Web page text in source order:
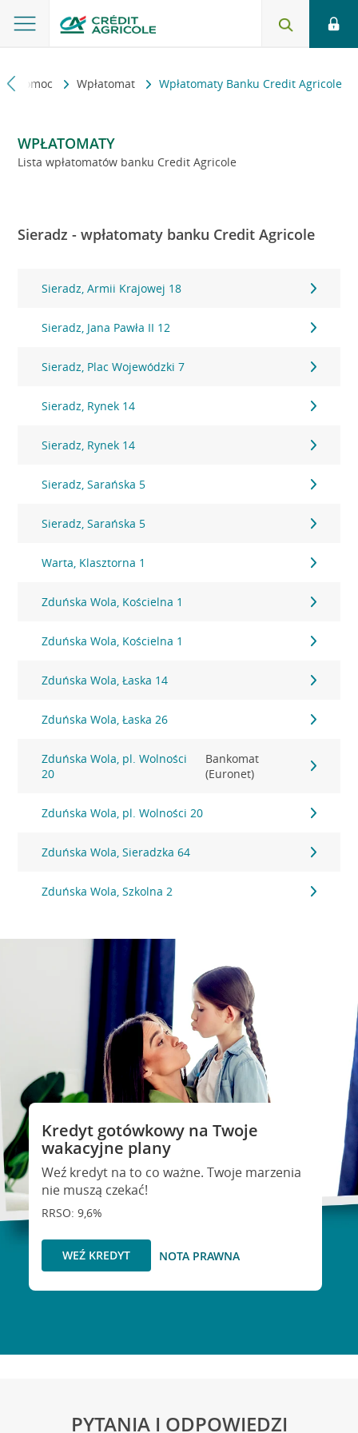
i pomoc Wpłatomat Wpłatomaty Banku Credit Agricole
WPŁATOMATY
Lista wpłatomatów banku Credit Agricole
Sieradz - wpłatomaty banku Credit Agricole
Sieradz, Armii Krajowej 18
Sieradz, Jana Pawła II 12
Sieradz, Plac Wojewódzki 7
Sieradz, Rynek 14
Sieradz, Rynek 14
Sieradz, Sarańska 5
Sieradz, Sarańska 5
Warta, Klasztorna 1
Zduńska Wola, Kościelna 1
Zduńska Wola, Kościelna 1
Zduńska Wola, Łaska 14
Zduńska Wola, Łaska 26
Zduńska Wola, pl. Wolności
20
Bankomat
(Euronet)
Zduńska Wola, pl. Wolności 20
Zduńska Wola, Sieradzka 64
Zduńska Wola, Szkolna 2
Kredyt gotówkowy na Twoje
wakacyjne plany
Weź kredyt na to co ważne. Twoje marzenia
nie muszą czekać!
RRSO: 9,6%
WEŹ KREDYT NOTA PRAWNA
PYTANIA I ODPOWIEDZI